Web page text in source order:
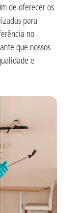
de oferecer os
para
no
que nossos
e